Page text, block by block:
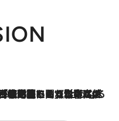
てられない…」「サーチャージ料の高値が続いている」ホルムズ海峡封鎖による影響はいつまで続く？《エネルギー専門家に聞く“どうなる日本の暮らし”》